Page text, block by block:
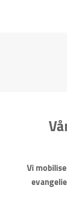
VIL DU
GI EN GAVE
Vi